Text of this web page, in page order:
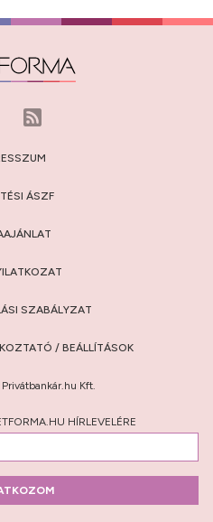
ÁSZF
SZABÁLYZAT
/ BEÁLLÍTÁSOK
Kft.
HÍRLEVELÉRE